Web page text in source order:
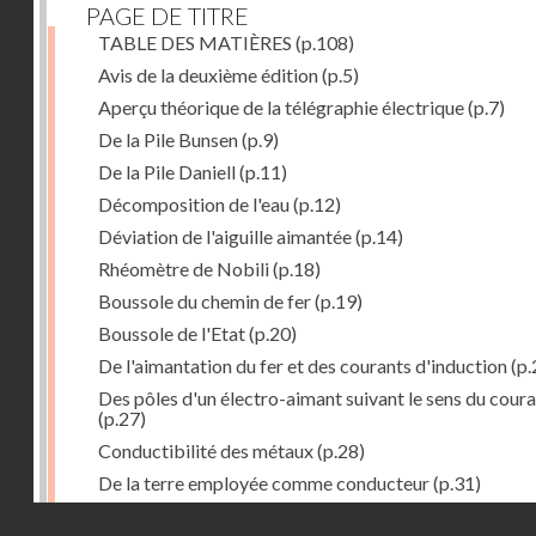
PAGE DE TITRE
TABLE DES MATIÈRES (p.108)
Avis de la deuxième édition(p.5)
Aperçu théorique de la télégraphie électrique(p.7)
De la Pile Bunsen(p.9)
De la Pile Daniell(p.11)
Décomposition de l'eau(p.12)
Déviation de l'aiguille aimantée(p.14)
Rhéomètre de Nobili(p.18)
Boussole du chemin de fer(p.19)
Boussole de l'Etat(p.20)
De l'aimantation du fer et des courants d'induction
Des pôles d'un électro-aimant suivant le sens du
(p.27)
Conductibilité des métaux(p.28)
De la terre employée comme conducteur(p.31)